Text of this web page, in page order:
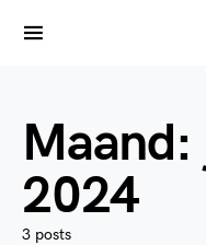
Maand:
2024
3 posts